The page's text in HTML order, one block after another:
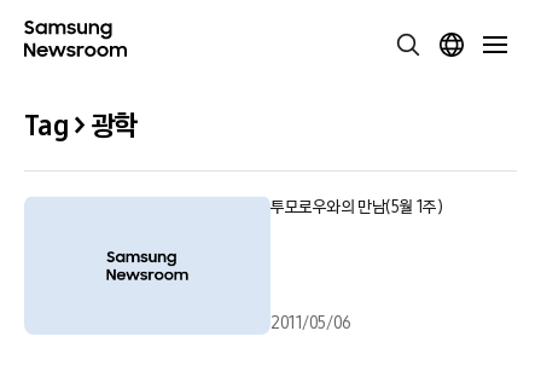
Tag > 광학
투모로우와의 만남(5월 1주)
2011/05/06